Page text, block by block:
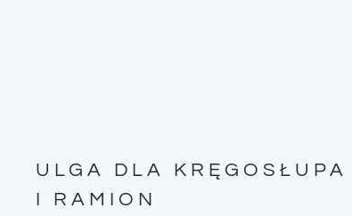
ULGA DLA KRĘGOSŁUPA
I RAMION